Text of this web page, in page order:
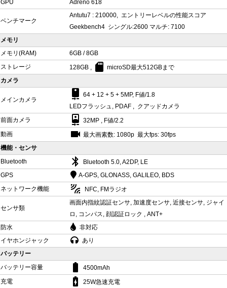
GPU
Adreno 618
ベンチマーク
Antutu7 : 210000, エントリーレベルの性能スコア
Geekbench4 シングル:2600 マルチ: 7100
メモリ
メモリ(RAM)
6GB / 8GB
ストレージ
128GB , sd_card microSD最大512GBまで
カメラ
メインカメラ camera_rear 64 + 12 + 5 + 5MP, F値/1.8
LEDフラッシュ, PDAF , クアッドカメラ
前面カメラ
camera_front 32MP , F値/2.2
動画
videocam 最大画素数: 1080p 最大fps: 30fps
機能・センサ
Bluetooth
bluetooth
Bluetooth 5.0, A2DP, LE
GPS
A-GPS, GLONASS, GALILEO, BDS
ネットワーク機能
leak_add NFC, FMラジオ
センサ類
画面内指紋認証センサ, 加速度センサ, 近接センサ, ジャイ
ロ, コンパス, 顔認証ロック , ANT+
防水
非対応
イヤホンジャック
あり
バッテリー
バッテリー容量
battery_std
4500mAh
充電
battery_charging_full 25W急速充電